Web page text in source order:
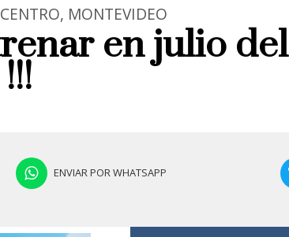
MONTEVIDEO
en julio del
ENVIAR POR WHATSAPP